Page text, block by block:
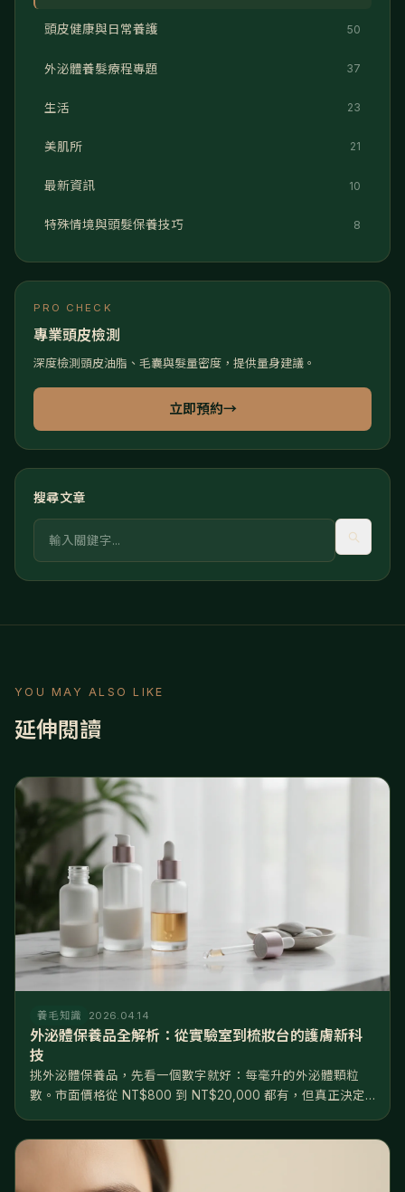
頭皮健康與日常養護 50
外泌體養髮療程專題 37
生活 23
美肌所 21
最新資訊 10
特殊情境與頭髮保養技巧 8
PRO CHECK
專業頭皮檢測
深度檢測頭皮油脂、毛囊與髮量密度，提供量身建議。
立即預約→
搜尋文章
關鍵字
YOU MAY ALSO LIKE
延伸閱讀
養毛知識 2026.04.14
外泌體保養品全解析：從實驗室到梳妝台的護膚新科
技
挑外泌體保養品，先看一個數字就好：每毫升的外泌體顆粒
數。市面價格從 NT$800 到 NT$20,000 都有，但真正決定
本不在同一個檔次。產品大致分三級：日常保養級（10⁸...